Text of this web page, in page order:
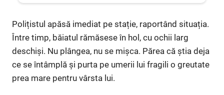
Polițistul apăsă imediat pe stație, raportând situația.
Între timp, băiatul rămăsese în hol, cu ochii larg
deschiși. Nu plângea, nu se mișca. Părea că știa deja
ce se întâmplă și purta pe umerii lui fragili o greutate
prea mare pentru vârsta lui.